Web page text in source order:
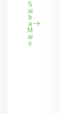
S
ai
b
a
M
ai
s